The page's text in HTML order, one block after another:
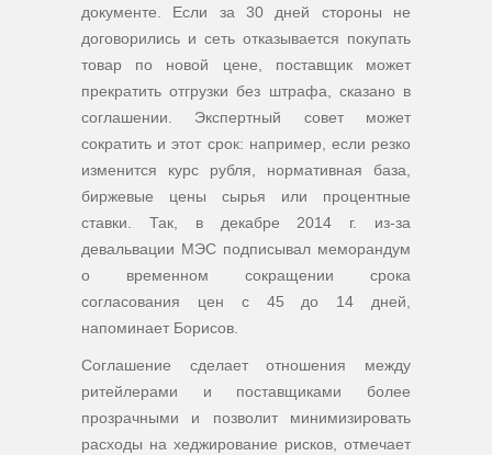
документе. Если за 30 дней стороны не
договорились и сеть отказывается покупать
товар по новой цене, поставщик может
прекратить отгрузки без штрафа, сказано в
соглашении. Экспертный совет может
сократить и этот срок: например, если резко
изменится курс рубля, нормативная база,
биржевые цены сырья или процентные
ставки. Так, в декабре 2014 г. из-за
девальвации МЭС подписывал меморандум
о временном сокращении срока
согласования цен с 45 до 14 дней,
напоминает Борисов.
Соглашение сделает отношения между
ритейлерами и поставщиками более
прозрачными и позволит минимизировать
расходы на хеджирование рисков, отмечает